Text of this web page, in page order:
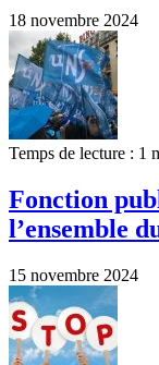
18 novembre 2024
Temps de lecture : 1
Fonction
l’ensemble
15 novembre 2024